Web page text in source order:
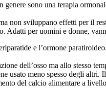
sono una terapia
non sviluppano effetti per il
Adatti per uomini e donne,
e l’ormone
dell’osso ma allo stesso
usato meno spesso degli
del calcio alimentare a